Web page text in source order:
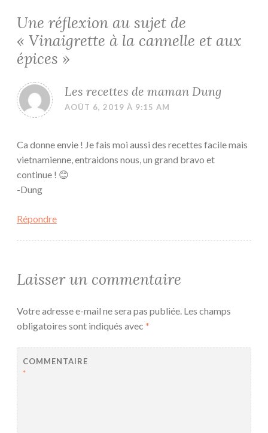
Une réflexion au sujet de
« Vinaigrette à la cannelle et aux
épices »
Les recettes de maman Dung
AOÛT 6, 2019 À 9:15 AM
Ca donne envie ! Je fais moi aussi des recettes facile mais
vietnamienne, entraidons nous, un grand bravo et
continue ! 😊
-Dung
Répondre
Laisser un commentaire
Votre adresse e-mail ne sera pas publiée. Les champs
obligatoires sont indiqués avec *
COMMENTAIRE
*